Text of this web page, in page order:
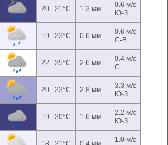
20...21°C 1.3 мм
0.6 м/с
Ю-З
19...23°C 0.6 мм
0.6 м/с
С-В
22...25°C 2.6 мм
0.4 м/с
С
20...23°C 2.8 мм
3.3 м/с
Ю-З
19...20°C 1.6 мм
2.2 м/с
Ю-З
1.0 м/с